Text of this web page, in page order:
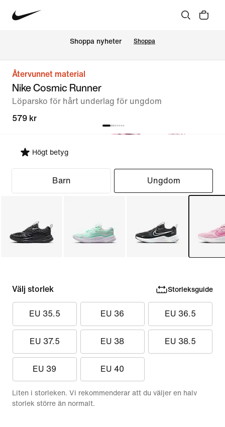
Shoppa nyheter Shoppa
Återvunnet material
Nike Cosmic Runner
Löparsko för hårt underlag för ungdom
579 kr
Högt betyg
Välj passform
Barn Ungdom
Välj storlek Storleksguide
EU 35.5 EU 36 EU 36.5
EU 37.5 EU 38 EU 38.5
EU 39 EU 40
Liten i storleken. Vi rekommenderar att du väljer en halv
storlek större än normalt.